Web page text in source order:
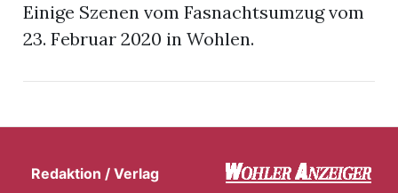
Einige Szenen vom Fasnachtsumzug vom
23. Februar 2020 in Wohlen.
Redaktion / Verlag